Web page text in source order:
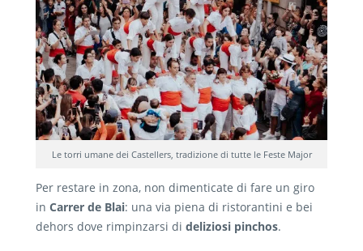
Le torri umane dei Castellers, tradizione di tutte le Feste Major
Per restare in zona, non dimenticate di fare un giro
in Carrer de Blai: una via piena di ristorantini e bei
dehors dove rimpinzarsi di deliziosi pinchos.